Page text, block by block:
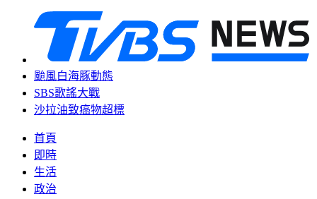
颱風白海豚動態
SBS歌謠大戰
沙拉油致癌物超標
首頁
即時
生活
政治